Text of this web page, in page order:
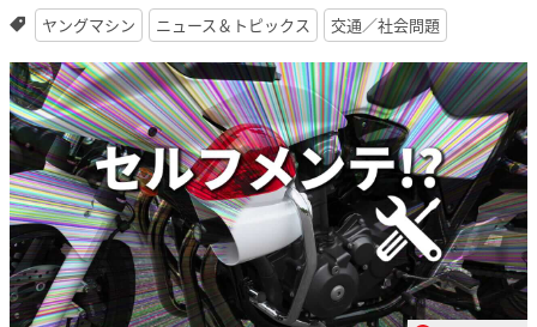
ヤングマシン ニュース＆トピックス 交通／社会問題